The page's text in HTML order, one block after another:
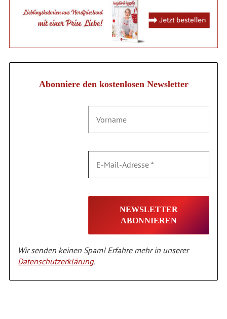
Abonniere den kostenlosen Newsletter
Wir senden keinen Spam! Erfahre mehr in unserer
Datenschutzerklärung.
Alternative: